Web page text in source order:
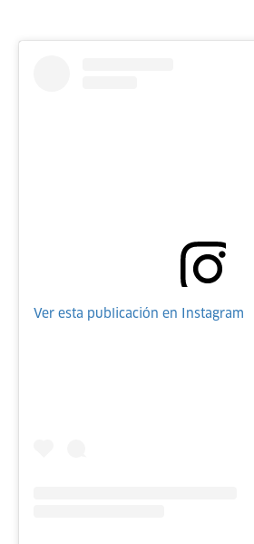
Ver esta publicación en Instagram